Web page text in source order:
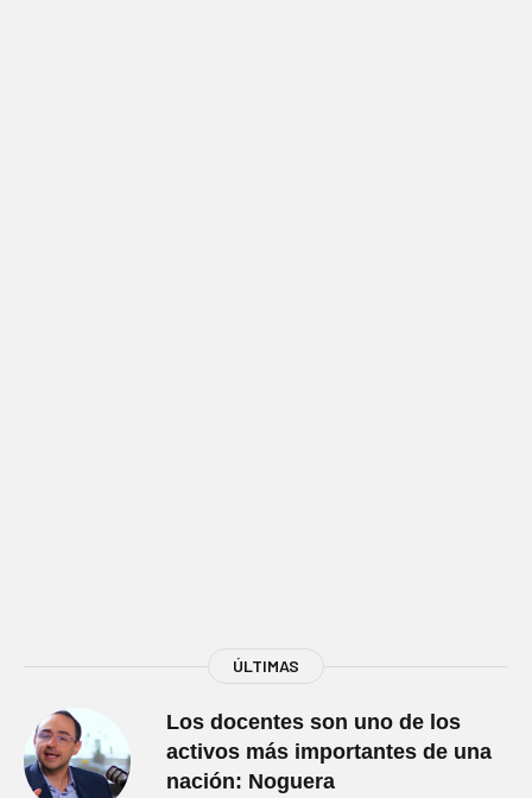
ÚLTIMAS
Los docentes son uno de los
activos más importantes de una
nación: Noguera